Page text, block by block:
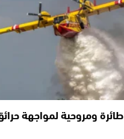
المغرب يحشد 25 طائرة ومروحية لمواجهة